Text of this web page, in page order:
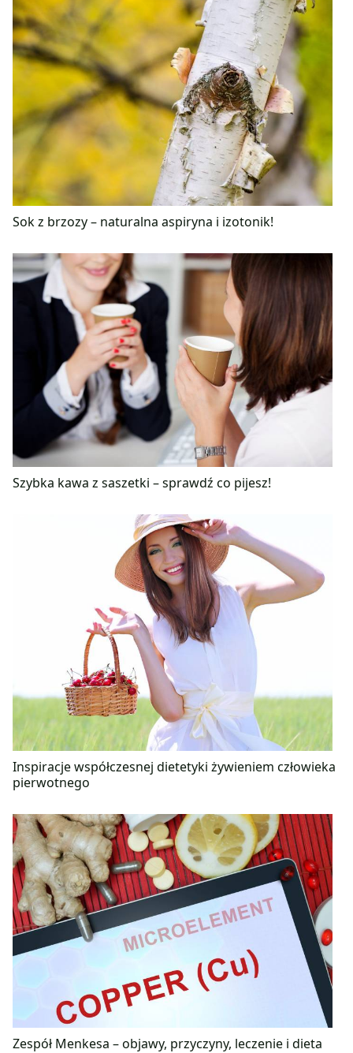
Sok z brzozy – naturalna aspiryna i izotonik!
Szybka kawa z saszetki – sprawdź co pijesz!
Inspiracje współczesnej dietetyki żywieniem człowieka
pierwotnego
Zespół Menkesa – objawy, przyczyny, leczenie i dieta